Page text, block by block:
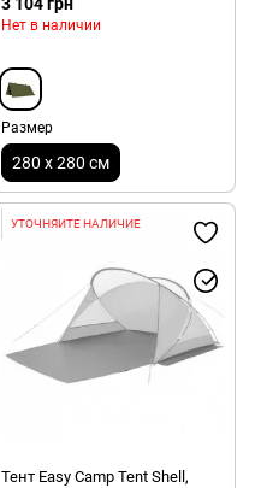
3 104 грн
Нет в наличии
Размер
280 х 280 см
УТОЧНЯЙТЕ НАЛИЧИЕ
Тент Easy Camp Tent Shell,